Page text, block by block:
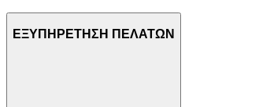
ΕΞΥΠΗΡΕΤΗΣΗ ΠΕΛΑΤΩΝ